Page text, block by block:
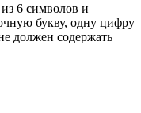
6 символов и
букву, одну цифру
должен содержать